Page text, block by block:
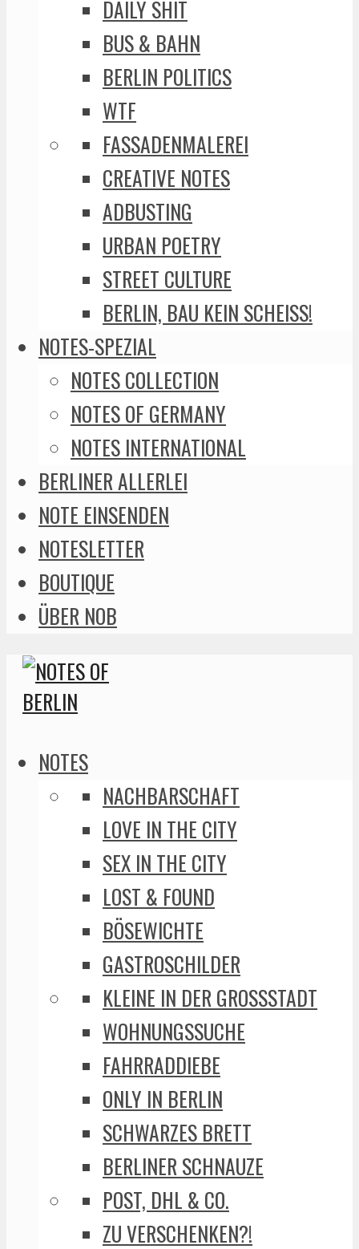
DAILY SHIT
BUS & BAHN
BERLIN POLITICS
WTF
FASSADENMALEREI
CREATIVE NOTES
ADBUSTING
URBAN POETRY
STREET CULTURE
BERLIN, BAU KEIN SCHEISS!
NOTES-SPEZIAL
NOTES COLLECTION
NOTES OF GERMANY
NOTES INTERNATIONAL
BERLINER ALLERLEI
NOTE EINSENDEN
NOTESLETTER
BOUTIQUE
ÜBER NOB
NOTES
NACHBARSCHAFT
LOVE IN THE CITY
SEX IN THE CITY
LOST & FOUND
BÖSEWICHTE
GASTROSCHILDER
KLEINE IN DER GROSSSTADT
WOHNUNGSSUCHE
FAHRRADDIEBE
ONLY IN BERLIN
SCHWARZES BRETT
BERLINER SCHNAUZE
POST, DHL & CO.
ZU VERSCHENKEN?!